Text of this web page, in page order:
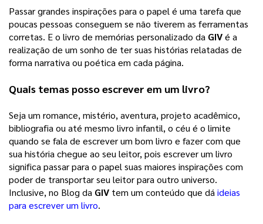
Passar grandes inspirações para o papel é uma tarefa que
poucas pessoas conseguem se não tiverem as ferramentas
corretas. E o livro de memórias personalizado da GIV é a
realização de um sonho de ter suas histórias relatadas de
forma narrativa ou poética em cada página.
Quais temas posso escrever em um livro?
Seja um romance, mistério, aventura, projeto acadêmico,
bibliografia ou até mesmo livro infantil, o céu é o limite
quando se fala de escrever um bom livro e fazer com que
sua história chegue ao seu leitor, pois escrever um livro
significa passar para o papel suas maiores inspirações com
poder de transportar seu leitor para outro universo.
Inclusive, no Blog da GIV tem um conteúdo que dá ideias
para escrever um livro.